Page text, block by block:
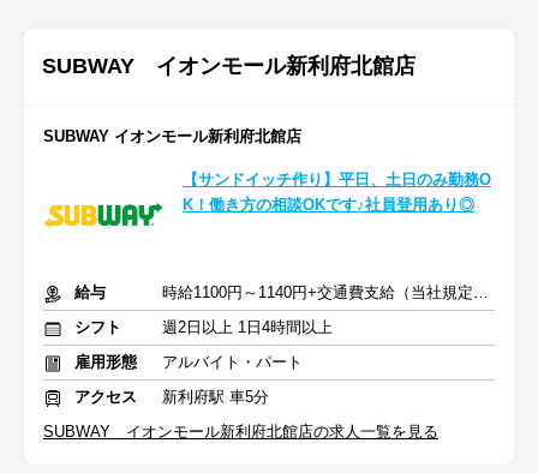
SUBWAY イオンモール新利府北館店
SUBWAY イオンモール新利府北館店
【サンドイッチ作り】平日、土日のみ勤務O
K！働き方の相談OKです♪社員登用あり◎
給与
時給1100円～1140円+交通費支給（当社規定による）
シフト
週2日以上 1日4時間以上
雇用形態
アルバイト・パート
アクセス
新利府駅 車5分
SUBWAY イオンモール新利府北館店の求人一覧を見る